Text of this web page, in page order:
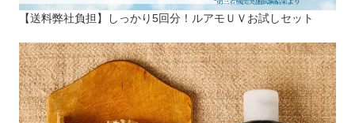
【送料弊社負担】しっかり5回分！ルアモＵＶお試しセット